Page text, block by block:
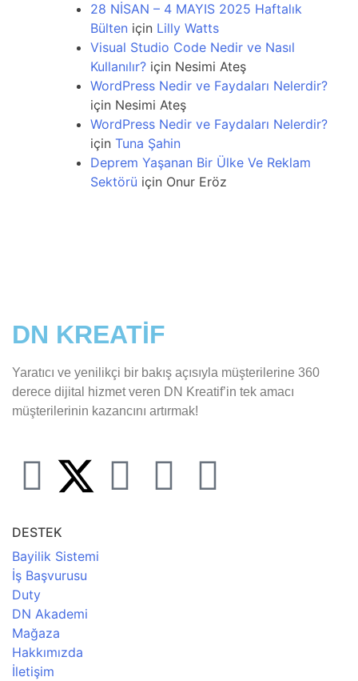
28 NİSAN – 4 MAYIS 2025 Haftalık
Bülten için Lilly Watts
Visual Studio Code Nedir ve Nasıl
Kullanılır? için Nesimi Ateş
WordPress Nedir ve Faydaları Nelerdir?
için Nesimi Ateş
WordPress Nedir ve Faydaları Nelerdir?
için Tuna Şahin
Deprem Yaşanan Bir Ülke Ve Reklam
Sektörü için Onur Eröz
DN KREATİF
Yaratıcı ve yenilikçi bir bakış açısıyla müşterilerine 360
derece dijital hizmet veren DN Kreatif’in tek amacı
müşterilerinin kazancını artırmak!
DESTEK
Bayilik Sistemi
İş Başvurusu
Duty
DN Akademi
Mağaza
Hakkımızda
İletişim